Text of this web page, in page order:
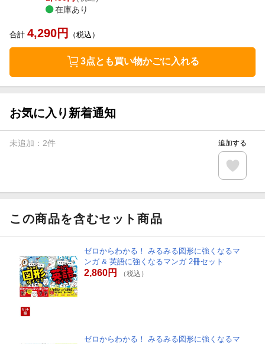
在庫あり
合計 4,290円 （税込）
3点とも買い物かごに入れる
お気に入り新着通知
未追加： 2件 追加する
この商品を含むセット商品
ゼロからわかる！ みるみる図形に強くなるマ
ンガ & 英語に強くなるマンガ 2冊セット
2,860円 （税込）
ゼロからわかる！ みるみる図形に強くなるマ